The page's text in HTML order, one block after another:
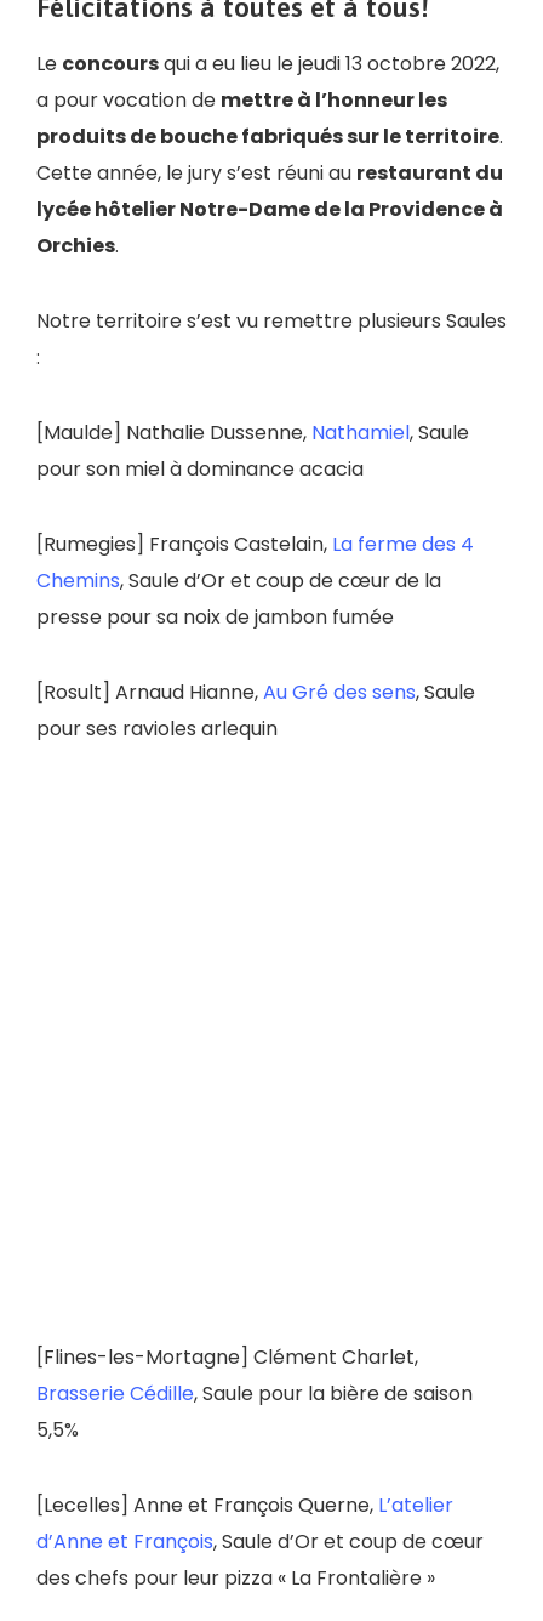
Félicitations à toutes et à tous!
Le concoursqui a eu lieu le jeudi 13 octobre 2022,
a pour vocation de mettre à l’honneur les
produits de bouche fabriqués sur le territoire.
Cette année, le jury s’est réuni au restaurant du
lycée hôtelier Notre-Dame de la Providence à
Orchies.
Notre territoire s’est vu remettre plusieurs Saules
:
[Maulde] Nathalie Dussenne, Nathamiel, Saule
pour son miel à dominance acacia
[Rumegies] François Castelain, La ferme des 4
Chemins, Saule d’Or et coup de cœur de la
presse pour sa noix de jambon fumée
[Rosult] Arnaud Hianne,Au Gré des sens, Saule
pour ses ravioles arlequin
[Flines-les-Mortagne] Clément Charlet,
Brasserie Cédille, Saule pour la bière de saison
5,5%
[Lecelles] Anne et François Querne, L’atelier
d’Anne et François, Saule d’Or et coup de cœur
des chefs pour leur pizza « La Frontalière »